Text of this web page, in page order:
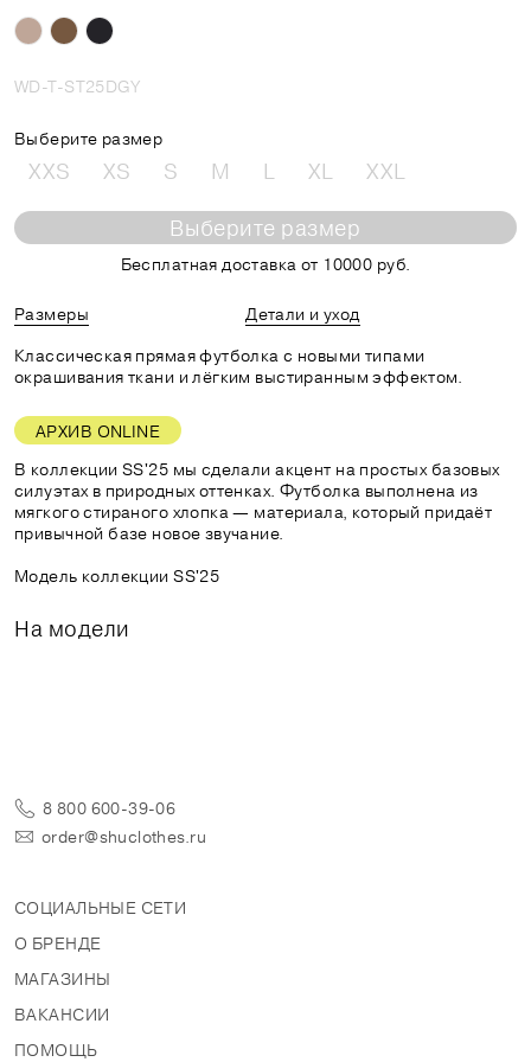
WD-T-ST25DGY
Выберите размер
XXS XS S M L XL XXL
Выберите размер
Бесплатная доставка от 10000 руб.
Размеры
Детали и уход
Классическая прямая футболка с новыми типами
окрашивания ткани и лёгким выстиранным эффектом.
АРХИВ ONLINE
В коллекции SS'25 мы сделали акцент на простых базовых
силуэтах в природных оттенках. Футболка выполнена из
мягкого стираного хлопка — материала, который придаёт
привычной базе новое звучание.
Модель коллекции SS'25
На модели
8 800 600-39-06
order@shuclothes.ru
СОЦИАЛЬНЫЕ СЕТИ
О БРЕНДЕ
МАГАЗИНЫ
ВАКАНСИИ
ПОМОЩЬ